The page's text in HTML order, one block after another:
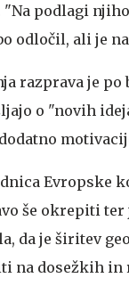
"Na podlagi
odločil, ali je
razprava je
o "novih
Evropske
še okrepiti
da je širitev
na dosežkih in